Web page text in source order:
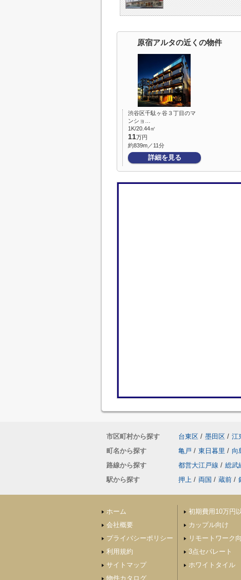
原宿アルタの近くの物件
渋谷区千駄ヶ谷３丁目のマ
ンショ…
1K/20.44㎡
11万円
約839m／11分
詳細を見る
市区町村から探す 台東区 / 墨田区 / 江
町名から探す
亀戸 / 東日暮里 / 向
路線から探す
都営大江戸線 / 総武
駅から探す
押上 / 両国 / 蔵前 /
ホーム
会社概要
プライバシーポリシー
利用規約
サイトマップ
物件カタログ
初期費用10万円
カップル向け
リモートワーク
3点セパレート
ホワイトタイル